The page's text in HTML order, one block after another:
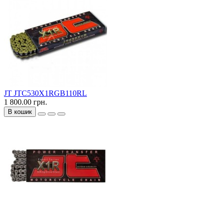
JT JTC530X1RGB110RL
1 800.00 грн.
В кошик